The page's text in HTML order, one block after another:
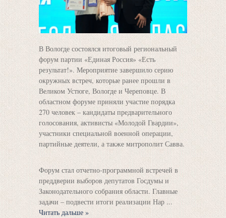
В Вологде состоялся итоговый региональный
форум партии «Единая Россия» «Есть
результат!». Мероприятие завершило серию
окружных встреч, которые ранее прошли в
Великом Устюге, Вологде и Череповце. В
областном форуме приняли участие порядка
270 человек – кандидаты предварительного
голосования, активисты «Молодой Гвардии»,
участники специальной военной операции,
партийные деятели, а также митрополит Савва.
Форум стал отчетно-программной встречей в
преддверии выборов депутатов Госдумы и
Законодательного собрания области. Главные
задачи – подвести итоги реализации Нар ...
Читать дальше »